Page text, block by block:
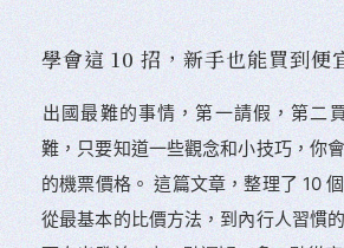
學會這 10 招，新手也能買到便
出國最難的事情，第一請假，第二
難，只要知道一些觀念和小技巧，你
的機票價格。 這篇文章，整理了 10
從最基本的比價方法，到內行人習慣